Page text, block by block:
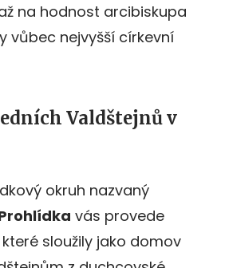
na hodnost arcibiskupa
vůbec nejvyšší církevní
Valdštejnů v
okruh nazvaný
vás provede
sloužily jako domov